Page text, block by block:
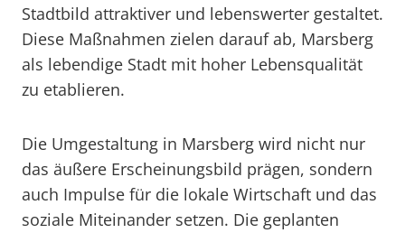
Stadtbild attraktiver und lebenswerter gestaltet.
Diese Maßnahmen zielen darauf ab, Marsberg
als lebendige Stadt mit hoher Lebensqualität
zu etablieren.
Die Umgestaltung in Marsberg wird nicht nur
das äußere Erscheinungsbild prägen, sondern
auch Impulse für die lokale Wirtschaft und das
soziale Miteinander setzen. Die geplanten